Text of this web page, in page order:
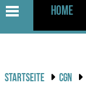
HOME
STARTSEITE CGN